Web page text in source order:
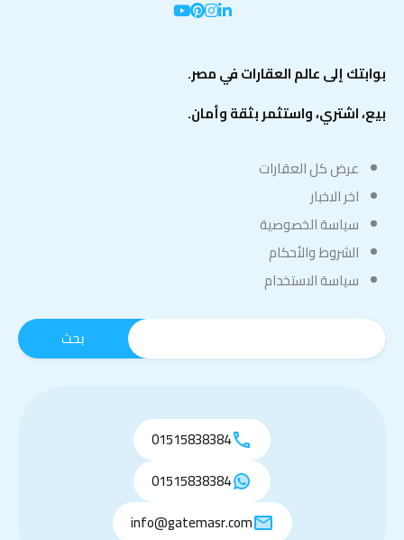
بوابتك إلى عالم العقارات في مصر.
بيع، اشتري، واستثمر بثقة وأمان.
عرض كل العقارات
اخر الاخبار
سياسة الخصوصية
الشروط والأحكام
سياسة الاستخدام
01515838384
01515838384
info@gatemasr.com